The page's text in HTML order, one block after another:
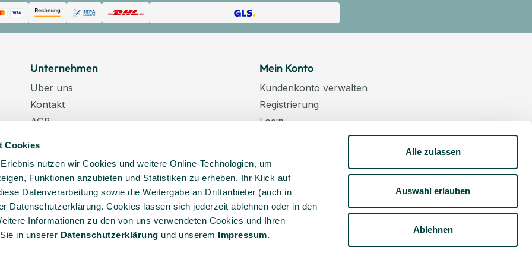
Cookies
nutzen wir Cookies und weitere Online-Technologien, um
Funktionen anzubieten und Statistiken zu erheben. Ihr Klick auf
Datenverarbeitung sowie die Weitergabe an Drittanbieter (auch in
Datenschutzerklärung. Cookies lassen sich jederzeit ablehnen oder in den
Informationen zu den von uns verwendeten Cookies und Ihren
in unserer Daten­schutz­erklärung und unserem Impressum.
Alle zulassen
Auswahl erlauben
Ablehnen
Unternehmen
Über uns
Kontakt
AGB
Karriere
Veranstaltungstermine
Lieferkette
Mein Konto
Kundenkonto verwalten
Registrierung
Login
Kundenkonto aktivieren